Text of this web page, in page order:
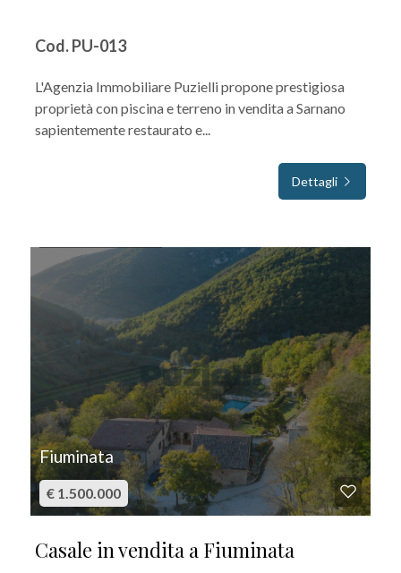
Cod. PU-013
L'Agenzia Immobiliare Puzielli propone prestigiosa
proprietà con piscina e terreno in vendita a Sarnano
sapientemente restaurato e...
Dettagli
Fiuminata
€ 1.500.000
Casale in vendita a Fiuminata